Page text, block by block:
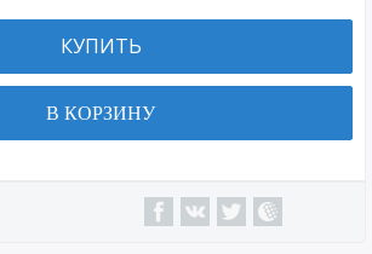
КУПИТЬ
В КОРЗИНУ